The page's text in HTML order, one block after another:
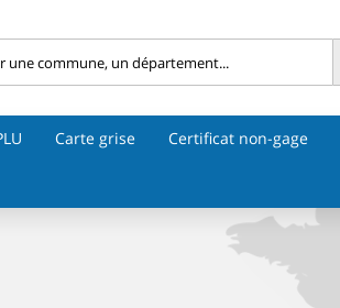
Carte grise Certificat non-gage